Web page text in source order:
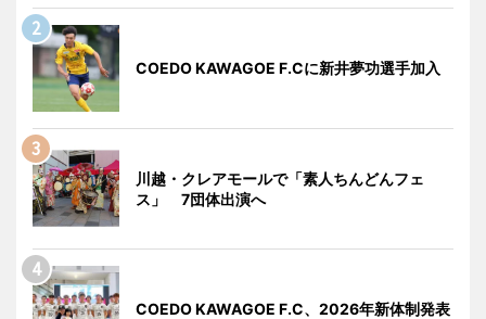
COEDO KAWAGOE F.Cに新井夢功選手加入
川越・クレアモールで「素人ちんどんフェ
ス」 7団体出演へ
COEDO KAWAGOE F.C、2026年新体制発表